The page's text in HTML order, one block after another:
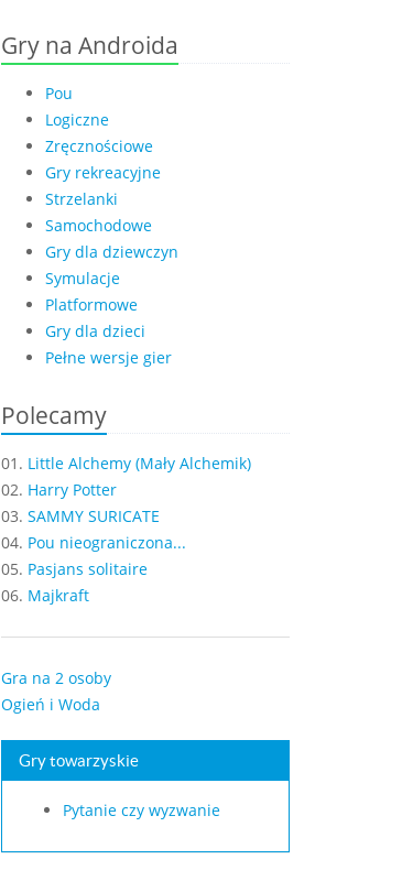
Gry na Androida
Pou
Logiczne
Zręcznościowe
Gry rekreacyjne
Strzelanki
Samochodowe
Gry dla dziewczyn
Symulacje
Platformowe
Gry dla dzieci
Pełne wersje gier
Polecamy
01. Little Alchemy (Mały Alchemik)
02. Harry Potter
03. SAMMY SURICATE
04. Pou nieograniczona...
05. Pasjans solitaire
06. Majkraft
Gra na 2 osoby
Ogień i Woda
Gry towarzyskie
Pytanie czy wyzwanie